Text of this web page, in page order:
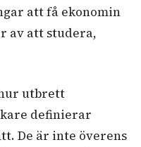
att få ekonomin
av att studera,
utbrett
definierar
De är inte överens